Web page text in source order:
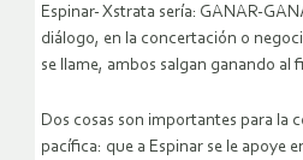
Espinar- Xstrata sería: GANAR-
diálogo, en la concertación o
se llame, ambos salgan ganando al
Dos cosas son importantes para la
pacífica: que a Espinar se le apoye